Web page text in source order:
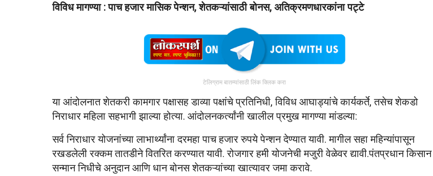
विविध मागण्या : पाच हजार मासिक पेन्शन, शेतकऱ्यांसाठी बोनस, अतिक्रमणधारकांना पट्टे
टेलिग्राम बातम्यांसाठी लिंक क्लिक करा
या आंदोलनात शेतकरी कामगार पक्षासह डाव्या पक्षांचे प्रतिनिधी, विविध आघाड्यांचे कार्यकर्ते, तसेच शेकडो
निराधार महिला सहभागी झाल्या होत्या. आंदोलनकर्त्यांनी खालील प्रमुख मागण्या मांडल्या:
सर्व निराधार योजनांच्या लाभार्थ्यांना दरमहा पाच हजार रुपये पेन्शन देण्यात यावी. मागील सहा महिन्यांपासून
रखडलेली रक्कम तातडीने वितरित करण्यात यावी. रोजगार हमी योजनेची मजुरी वेळेवर द्यावी.पंतप्रधान किसान
सन्मान निधीचे अनुदान आणि धान बोनस शेतकऱ्यांच्या खात्यावर जमा करावे.